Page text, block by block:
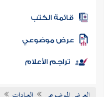
المكتبة
الكتب
موضوعي
تراجم الأعلام